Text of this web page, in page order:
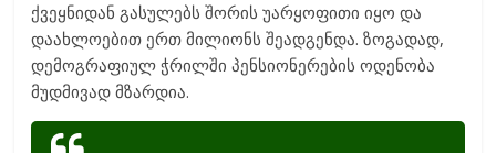
ქვეყნიდან გასულებს შორის უარყოფითი იყო და
დაახლოებით ერთ მილიონს შეადგენდა. ზოგადად,
დემოგრაფიულ ჭრილში პენსიონერების ოდენობა
მუდმივად მზარდია.